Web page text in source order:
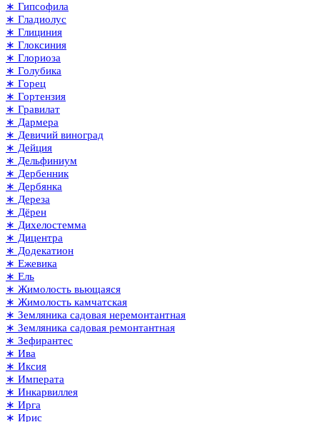
∗ Гипсофила
∗ Гладиолус
∗ Глициния
∗ Глоксиния
∗ Глориоза
∗ Голубика
∗ Горец
∗ Гортензия
∗ Гравилат
∗ Дармера
∗ Девичий виноград
∗ Дейция
∗ Дельфиниум
∗ Дербенник
∗ Дербянка
∗ Дереза
∗ Дёрен
∗ Дихелостемма
∗ Дицентра
∗ Додекатион
∗ Ежевика
∗ Ель
∗ Жимолость вьющаяся
∗ Жимолость камчатская
∗ Земляника садовая неремонтантная
∗ Земляника садовая ремонтантная
∗ Зефирантес
∗ Ива
∗ Иксия
∗ Императа
∗ Инкарвиллея
∗ Ирга
∗ Ирис